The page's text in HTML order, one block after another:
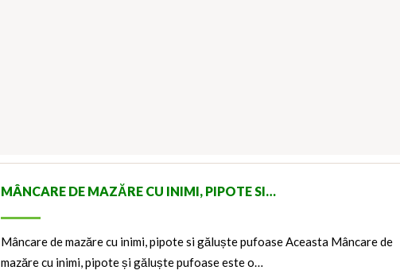
MÂNCARE DE MAZĂRE CU INIMI, PIPOTE SI…
Mâncare de mazăre cu inimi, pipote si găluște pufoase Aceasta Mâncare de
mazăre cu inimi, pipote și găluște pufoase este o…